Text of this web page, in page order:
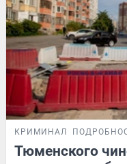
КРИМИНАЛ
Тюменского